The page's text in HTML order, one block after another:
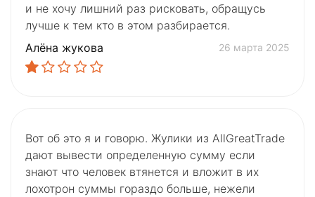
и не хочу лишний раз рисковать, обращусь
лучше к тем кто в этом разбирается.
Алёна жукова
26 марта 2025
Вот об это я и говорю. Жулики из AllGreatTrade
дают вывести определенную сумму если
знают что человек втянется и вложит в их
лохотрон суммы гораздо больше, нежели